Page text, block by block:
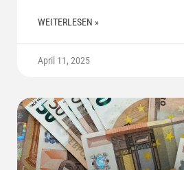
WEITERLESEN »
April 11, 2025